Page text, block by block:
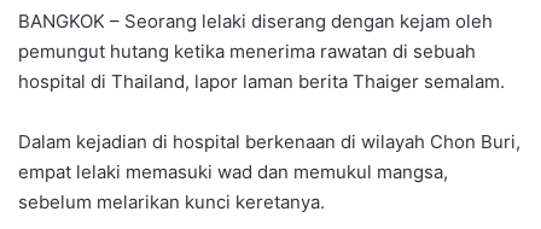
BANGKOK – Seorang lelaki diserang dengan kejam oleh
pemungut hutang ketika menerima rawatan di sebuah
hospital di Thailand, lapor laman berita Thaiger semalam.
Dalam kejadian di hospital berkenaan di wilayah Chon Buri,
empat lelaki memasuki wad dan memukul mangsa,
sebelum melarikan kunci keretanya.